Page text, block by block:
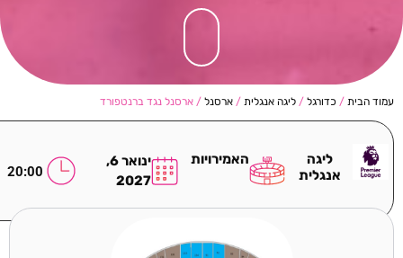
עמוד הבית / כדורגל / ליגה אנגלית / ארסנל / ארסנל נגד ברנטפורד
ליגה
אנגלית
האמירויות
ינואר 6,
2027
20:00